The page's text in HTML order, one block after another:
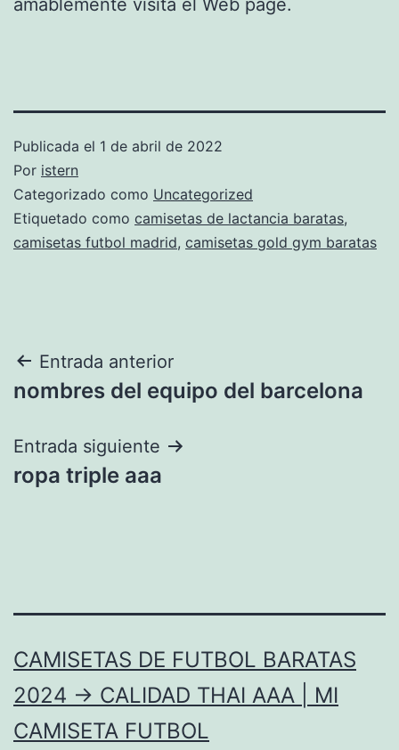
Publicada el 1 de abril de 2022
Por istern
Categorizado como Uncategorized
Etiquetado como camisetas de lactancia baratas,
camisetas futbol madrid, camisetas gold gym baratas
Navegación
de
entradas
Entrada anterior
nombres del equipo del barcelona
Entrada siguiente
ropa triple aaa
CAMISETAS DE FUTBOL BARATAS
2024 → CALIDAD THAI AAA | MI
CAMISETA FUTBOL